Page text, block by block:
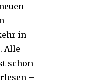
in
Alle
schon
–